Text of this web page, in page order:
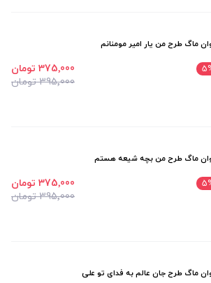
ماگ طرح من یار امیر مومنانم
5
395٬000 تومان
375٬000 تومان
ماگ طرح من بچه شیعه هستم
5
395٬000 تومان
375٬000 تومان
ماگ طرح جان عالم به فدای تو علی